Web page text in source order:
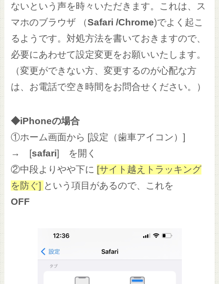
ないという声を時々いただきます。これは、ス
マホのブラウザ （Safari /Chrome)でよく起こ
るようです。対処方法を書いておきますので、
必要にあわせて設定変更をお願いいたします。
（変更ができない方、変更するのが心配な方
は、お電話で空き時間をお問合せください。）
◆iPhoneの場合
①ホーム画面から [設定（歯車アイコン）]
→ [safari] を開く
②中段よりやや下に [サイト越えトラッキング
を防ぐ] という項目があるので、これを
OFF